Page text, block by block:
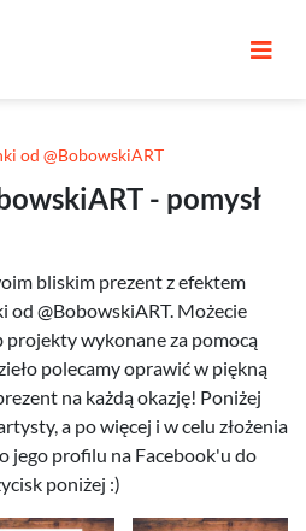
od @BobowskiART
- pomysł
bliskim prezent z efektem
@BobowskiART. Możecie
wykonane za pomocą
polecamy oprawić w piękną
na każdą okazję! Poniżej
a po więcej i w celu złożenia
jego profilu na Facebook'u do
poniżej :)